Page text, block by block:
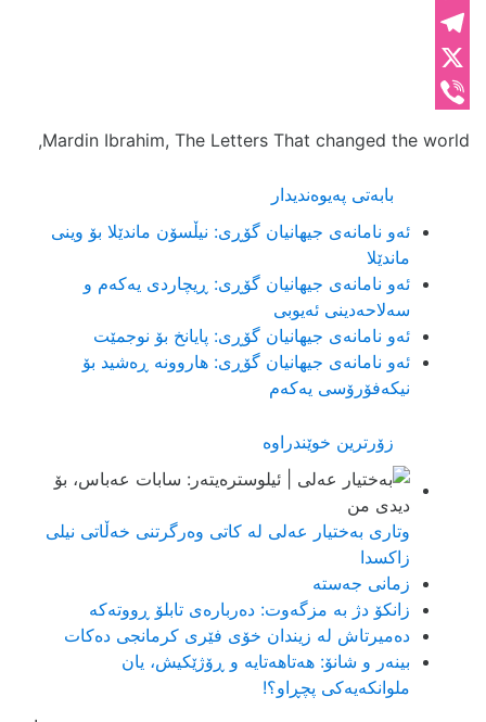
Messenger
Telegram
X
Mardin Ibrahim, The Letters That changed the world,
بابەتی پەیوەندیدار
ئەو نامانەی جیهانیان گۆڕی: نیڵسۆن ماندێلا بۆ وینی
ماندێلا
ئەو نامانەی جیهانیان گۆڕی: ڕیچاردی یه‌که‌م و
سه‌لاحه‌دینی ئه‌یوبی
ئەو نامانەی جیهانیان گۆڕی: پایانخ بۆ نوجمێت
ئەو نامانەی جیهانیان گۆڕی: هاروونه ڕه‌شید بۆ
نیکه‌فۆرۆسی یه‌که‌م
زۆرترین خوێندراوە
وتاری بەختیار عەلی لە کاتی وەرگرتنی خەڵاتی نیلی
زاکسدا
زمانی جەستە
زانکۆ دژ بە مزگەوت: دەربارەى تابلۆ ڕووتەکە
ده‌میرتاش له‌ زیندان خۆی فێری كرمانجی ده‌كات
بینەر و شانۆ: هەتاھەتایە و ڕۆژێکیش، یان
ملوانکەیەکی پچڕاو؟!